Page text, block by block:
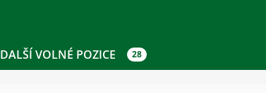
DALŠÍ VOLNÉ POZICE 28